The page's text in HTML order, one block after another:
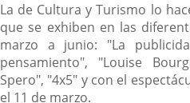
La de Cultura y Turismo lo
que se exhiben en las
marzo a junio: "La
pensamiento", "Louise
Spero", "4x5" y con el
el 11 de marzo.